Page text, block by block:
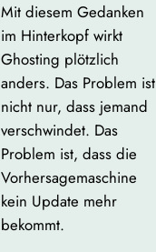
Mit diesem Gedanken
im Hinterkopf wirkt
Ghosting plötzlich
anders. Das Problem ist
nicht nur, dass jemand
verschwindet. Das
Problem ist, dass die
Vorhersagemaschine
kein Update mehr
bekommt.